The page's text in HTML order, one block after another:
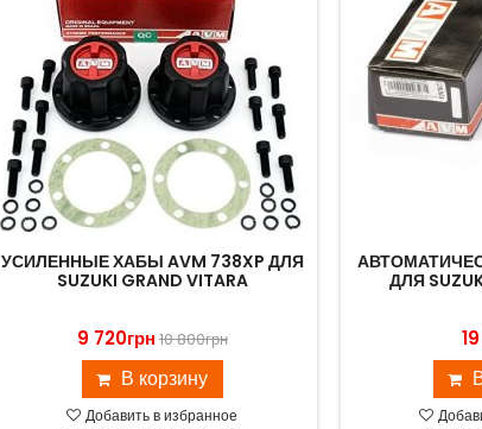
УСИЛЕННЫЕ ХАБЫ AVM 738XP ДЛЯ
SUZUKI GRAND VITARA
9 720грн 10 800грн
В корзину
Добавить в избранное
ДЛЯ